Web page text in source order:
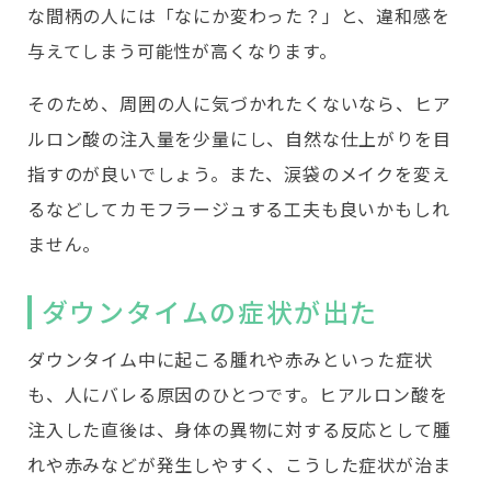
な間柄の人には「なにか変わった？」と、違和感を
与えてしまう可能性が高くなります。
そのため、周囲の人に気づかれたくないなら、ヒア
ルロン酸の注入量を少量にし、自然な仕上がりを目
指すのが良いでしょう。また、涙袋のメイクを変え
るなどしてカモフラージュする工夫も良いかもしれ
ません。
ダウンタイムの症状が出た
ダウンタイム中に起こる腫れや赤みといった症状
も、人にバレる原因のひとつです。ヒアルロン酸を
注入した直後は、身体の異物に対する反応として腫
れや赤みなどが発生しやすく、こうした症状が治ま